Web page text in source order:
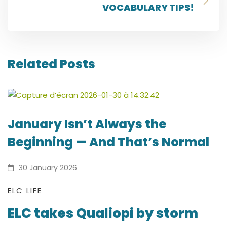
VOCABULARY TIPS!
Related Posts
January Isn’t Always the
Beginning — And That’s Normal
30 January 2026
ELC
takes
ELC LIFE
ELC takes Qualiopi by storm